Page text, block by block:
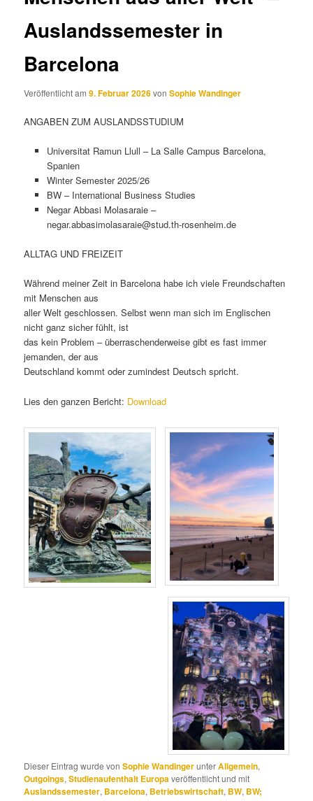
Auslandssemester in
Barcelona
Veröffentlicht am9. Februar 2026vonSophie Wandinger
ANGABEN ZUM AUSLANDSSTUDIUM
Universitat Ramun Llull – La Salle Campus Barcelona,
Spanien
Winter Semester 2025/26
BW – International Business Studies
Negar Abbasi Molasaraie –
negar.abbasimolasaraie@stud.th-rosenheim.de
ALLTAG UND FREIZEIT
Während meiner Zeit in Barcelona habe ich viele Freundschaften
mit Menschen aus
aller Welt geschlossen. Selbst wenn man sich im Englischen
nicht ganz sicher fühlt, ist
das kein Problem – überraschenderweise gibt es fast immer
jemanden, der aus
Deutschland kommt oder zumindest Deutsch spricht.
Lies den ganzen Bericht: Download
Dieser Eintrag wurde vonSophie WandingerunterAllgemein,
Outgoings,Studienaufenthalt Europaveröffentlicht und mit
Auslandssemester, Barcelona, Betriebswirtschaft, BW, BW;